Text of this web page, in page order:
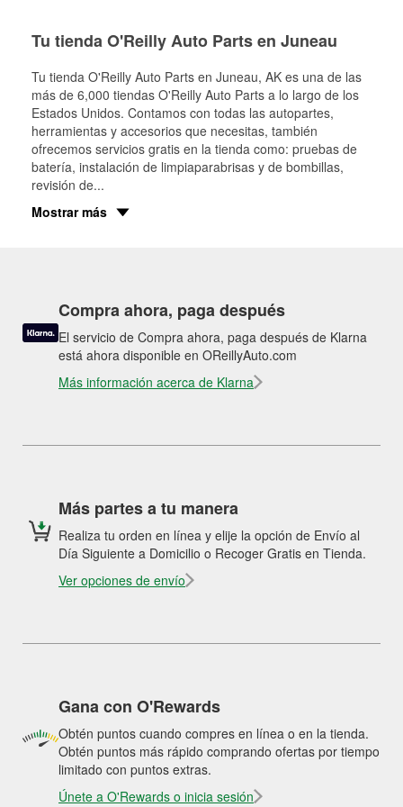
Tu tienda O'Reilly Auto Parts en Juneau
Tu tienda O'Reilly Auto Parts en Juneau, AK es una de las
más de 6,000 tiendas O'Reilly Auto Parts a lo largo de los
Estados Unidos. Contamos con todas las autopartes,
herramientas y accesorios que necesitas, también
ofrecemos servicios gratis en la tienda como: pruebas de
batería, instalación de limpiaparabrisas y de bombillas,
revisión de...
Mostrar más
Compra ahora, paga después
El servicio de Compra ahora, paga después de Klarna
está ahora disponible en OReillyAuto.com
Más información acerca de Klarna
Más partes a tu manera
Realiza tu orden en línea y elije la opción de Envío al
Día Siguiente a Domicilio o Recoger Gratis en Tienda.
Ver opciones de envío
Gana con O'Rewards
Obtén puntos cuando compres en línea o en la tienda.
Obtén puntos más rápido comprando ofertas por tiempo
limitado con puntos extras.
Únete a O'Rewards o inicia sesión